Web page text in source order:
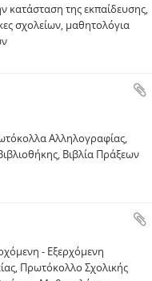
κατάσταση της εκπαίδευσης,
σχολείων, μαθητολόγια
Αλληλογραφίας,
Βιβλία Πράξεων
- Εξερχόμενη
Πρωτόκολλο Σχολικής